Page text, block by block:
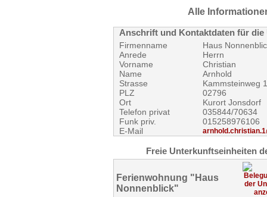
Alle
Anschrift und Kontaktdaten für
Firmenname
Haus
Anrede
Herrn
Vorname
Christian
Name
Arnhold
Strasse
Kammsteinweg 1
PLZ
02796
Ort
Kurort Jonsdorf
Telefon privat
035844/70634
Funk priv.
015258976106
E-Mail
Freie Unterkunftseinheiten
Ferienwohnung "Haus
Nonnenblick"